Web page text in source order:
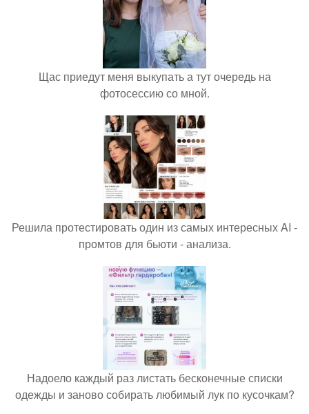
Щас приедут меня выкупать а тут очередь на
фотосессию со мной.
Решила протестировать один из самых интересных AI -
промтов для бьюти - анализа.
Надоело каждый раз листать бесконечные списки
одежды и заново собирать любимый лук по кусочкам?